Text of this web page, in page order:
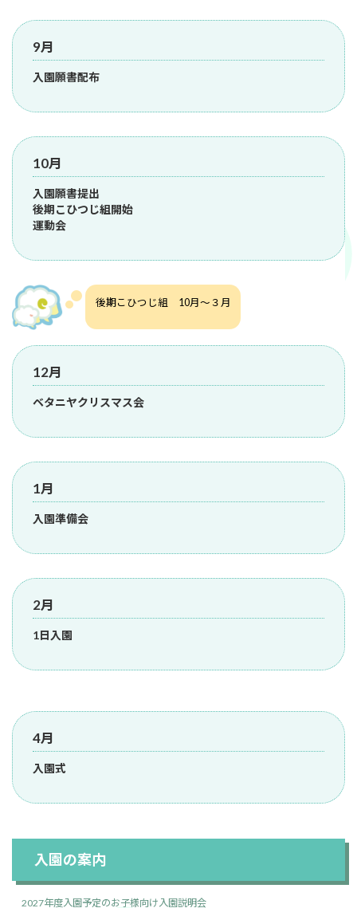
9月
入園願書配布
10月
入園願書提出
後期こひつじ組開始
運動会
後期こひつじ組 10月～３月
12月
ベタニヤクリスマス会
1月
入園準備会
2月
1日入園
4月
入園式
入園の案内
2027年度入園予定のお子様向け入園説明会